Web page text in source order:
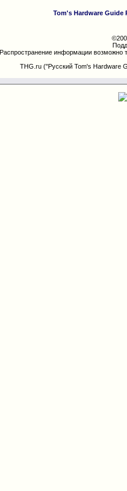
Tom's Hardware Guide
Распространение информации возможно
THG.ru ("Русский Tom's Hardware